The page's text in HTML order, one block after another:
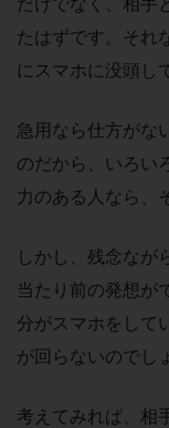
たはずです。それ
にスマホに没頭し
急用なら仕方がな
のだから、いろい
力のある人なら、
しかし、残念なが
当たり前の発想が
分がスマホをして
が回らないのでし
考えてみれば、相